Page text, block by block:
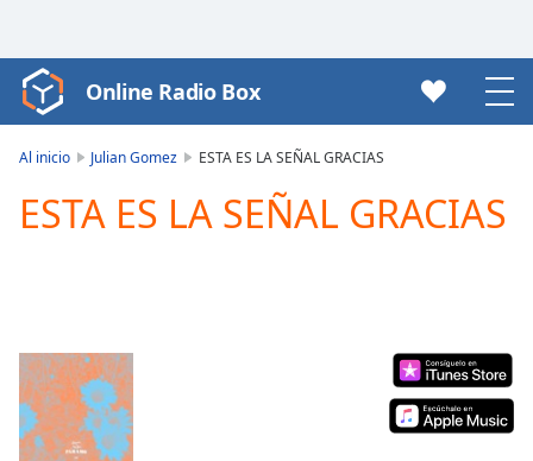
Video
Player
Play
Video
Mute
Current
Time0:00
Online Radio Box
Al inicio Julian Gomez ESTA ES LA SEÑAL GRACIAS
ESTA ES LA SEÑAL GRACIAS